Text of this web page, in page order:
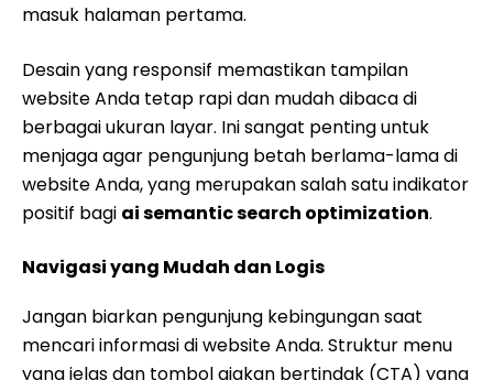
masuk halaman pertama.
Desain yang responsif memastikan tampilan
website Anda tetap rapi dan mudah dibaca di
berbagai ukuran layar. Ini sangat penting untuk
menjaga agar pengunjung betah berlama-lama di
website Anda, yang merupakan salah satu indikator
positif bagi ai semantic search optimization.
Navigasi yang Mudah dan Logis
Jangan biarkan pengunjung kebingungan saat
mencari informasi di website Anda. Struktur menu
yang jelas dan tombol ajakan bertindak (CTA) yang